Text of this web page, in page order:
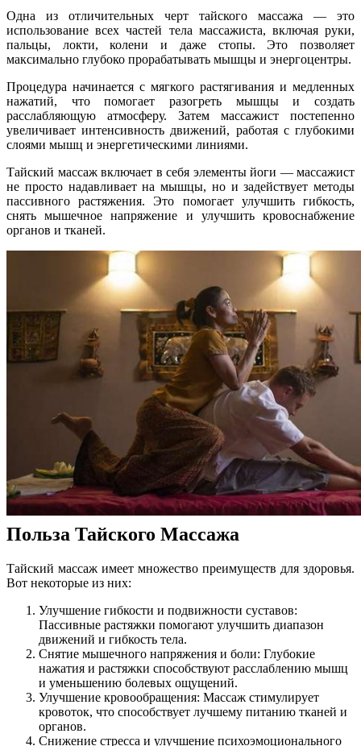
Одна из отличительных черт тайского массажа — это
использование всех частей тела массажиста, включая руки,
пальцы, локти, колени и даже стопы. Это позволяет
максимально глубоко прорабатывать мышцы и энергоцентры.
Процедура начинается с мягкого растягивания и медленных
нажатий, что помогает разогреть мышцы и создать
расслабляющую атмосферу. Затем массажист постепенно
увеличивает интенсивность движений, работая с глубокими
слоями мышц и энергетическими линиями.
Тайский массаж включает в себя элементы йоги — массажист
не просто надавливает на мышцы, но и задействует методы
пассивного растяжения. Это помогает улучшить гибкость,
снять мышечное напряжение и улучшить кровоснабжение
органов и тканей.
Польза Тайского Массажа
Тайский массаж имеет множество преимуществ для здоровья.
Вот некоторые из них:
Улучшение гибкости и подвижности суставов:
Пассивные растяжки помогают улучшить диапазон
движений и гибкость тела.
Снятие мышечного напряжения и боли: Глубокие
нажатия и растяжки способствуют расслаблению мышц
и уменьшению болевых ощущений.
Улучшение кровообращения: Массаж стимулирует
кровоток, что способствует лучшему питанию тканей и
органов.
Снижение стресса и улучшение психоэмоционального